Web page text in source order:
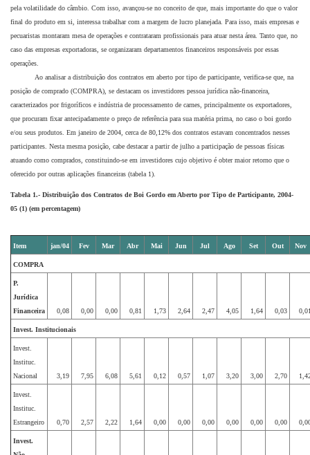
pela volatilidade do câmbio. Com isso, avançou-se no conceito de que, mais importante do que o valor
final do produto em si, interessa trabalhar com a margem de lucro planejada. Para isso, mais empresas e
pecuaristas montaram mesa de operações e contrataram profissionais para atuar nesta área. Tanto que, no
caso das empresas exportadoras, se organizaram departamentos financeiros responsáveis por essas
operações.
Ao analisar a distribuição dos contratos em aberto por tipo de participante, verifica-se que, na
posição de comprado (COMPRA), se destacam os investidores pessoa jurídica não-financeira,
caracterizados por frigoríficos e indústria de processamento de carnes, principalmente os exportadores,
que procuram fixar antecipadamente o preço de referência para sua matéria prima, no caso o boi gordo
e/ou seus produtos. Em janeiro de 2004, cerca de 80,12% dos contratos estavam concentrados nesses
participantes. Nesta mesma posição, cabe destacar a partir de julho a participação de pessoas físicas
atuando como comprados, constituindo-se em investidores cujo objetivo é obter maior retorno que o
oferecido por outras aplicações financeiras (tabela 1).
Tabela 1.- Distribuição dos Contratos de Boi Gordo em Aberto por Tipo de Participante, 2004-
05 (1) (em percentagem)
Item jan/04 Fev Mar Abr Mai Jun Jul Ago Set Out Nov
COMPRA
P.
Jurídica
Financeira
0,08 0,00 0,00 0,81 1,73 2,64 2,47 4,05 1,64 0,03
Invest. Institucionais
Invest.
Instituc.
Nacional
3,19 7,95 6,08 5,61 0,12 0,57 1,07 3,20 3,00 2,70
Invest.
Instituc.
Estrangeiro
0,70 2,57 2,22 1,64 0,00 0,00 0,00 0,00 0,00 0,00
Invest.